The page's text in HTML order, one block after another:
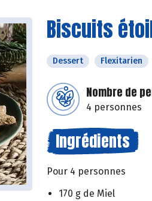
Biscuits
Dessert Flexitarien
Nombre de
4 personnes
Ingrédients
Pour 4 personnes
170 g de Miel